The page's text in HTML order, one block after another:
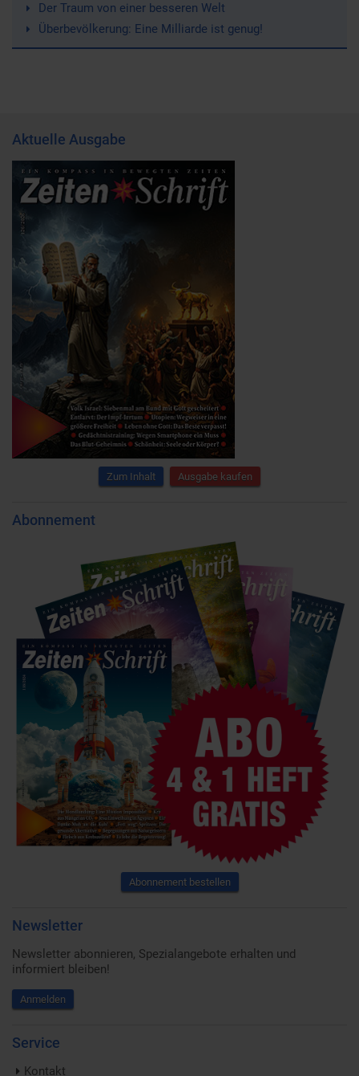
Der Traum von einer besseren Welt
Überbevölkerung: Eine Milliarde ist genug!
Aktuelle Ausgabe
Zum Inhalt Ausgabe kaufen
Abonnement
Abonnement bestellen
Newsletter
Newsletter abonnieren, Spezialangebote erhalten und
informiert bleiben!
Anmelden
Service
Kontakt